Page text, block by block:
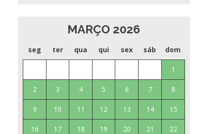
MARÇO 2026
seg ter qua qui sex sáb dom
1
2 3 4 5 6 7 8
9 10 11 12 13 14 15
16 17 18 19 20 21 22